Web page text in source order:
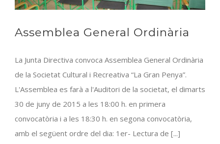
Assemblea General Ordinària
La Junta Directiva convoca Assemblea General Ordinària
de la Societat Cultural i Recreativa “La Gran Penya”.
L'Assemblea es farà a l'Auditori de la societat, el dimarts
30 de juny de 2015 a les 18:00 h. en primera
convocatòria i a les 18:30 h. en segona convocatòria,
amb el següent ordre del dia: 1er- Lectura de [...]